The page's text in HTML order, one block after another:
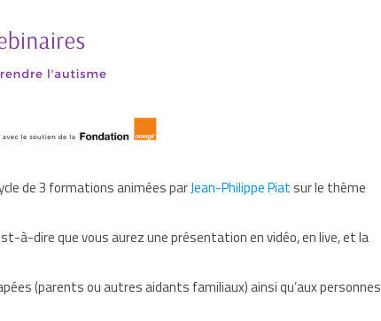
de 3 formations animées parJean-Philippe Piat sur le thème
à-dire que vous aurez une présentation en vidéo, en live, et la
(parents ou autres aidants familiaux) ainsi qu’aux personnes